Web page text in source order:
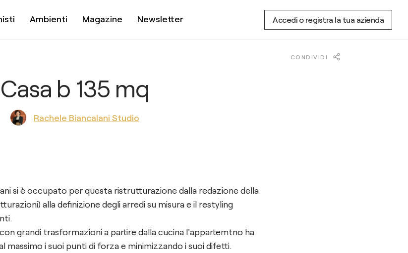
Ambienti Magazine Newsletter Accedi o registra la tua azienda
CONDIVIDI
Casa b 135 mq
Rachele Biancalani Studio
si è occupato per questa ristrutturazione dalla redazione della
alla definizione degli arredi su misura e il restyling
grandi trasformazioni a partire dalla cucina l'appartemtno ha
massimo i suoi punti di forza e minimizzando i suoi difetti.